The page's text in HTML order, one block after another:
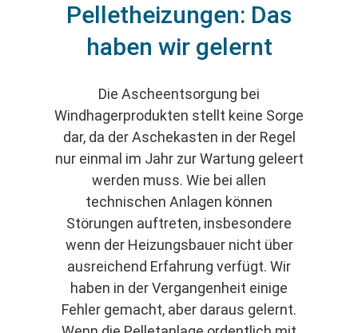
Pelletheizungen: Das
haben wir gelernt
Die Ascheentsorgung bei
Windhagerprodukten stellt keine Sorge
dar, da der Aschekasten in der Regel
nur einmal im Jahr zur Wartung geleert
werden muss. Wie bei allen
technischen Anlagen können
Störungen auftreten, insbesondere
wenn der Heizungsbauer nicht über
ausreichend Erfahrung verfügt. Wir
haben in der Vergangenheit einige
Fehler gemacht, aber daraus gelernt.